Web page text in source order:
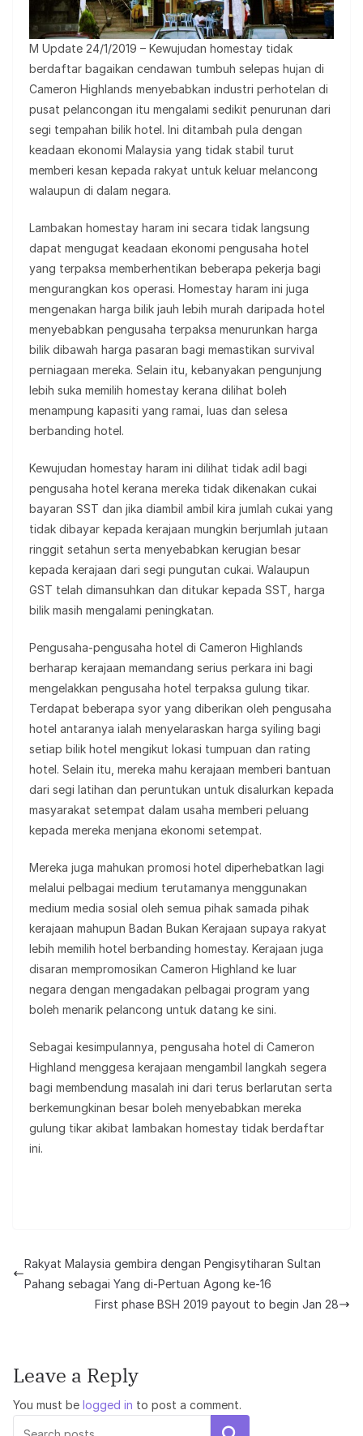
M Update 24/1/2019 – Kewujudan homestay tidak
berdaftar bagaikan cendawan tumbuh selepas hujan di
Cameron Highlands menyebabkan industri perhotelan di
pusat pelancongan itu mengalami sedikit penurunan dari
segi tempahan bilik hotel. Ini ditambah pula dengan
keadaan ekonomi Malaysia yang tidak stabil turut
memberi kesan kepada rakyat untuk keluar melancong
walaupun di dalam negara.
Lambakan homestay haram ini secara tidak langsung
dapat mengugat keadaan ekonomi pengusaha hotel
yang terpaksa memberhentikan beberapa pekerja bagi
mengurangkan kos operasi. Homestay haram ini juga
mengenakan harga bilik jauh lebih murah daripada hotel
menyebabkan pengusaha terpaksa menurunkan harga
bilik dibawah harga pasaran bagi memastikan survival
perniagaan mereka. Selain itu, kebanyakan pengunjung
lebih suka memilih homestay kerana dilihat boleh
menampung kapasiti yang ramai, luas dan selesa
berbanding hotel.
Kewujudan homestay haram ini dilihat tidak adil bagi
pengusaha hotel kerana mereka tidak dikenakan cukai
bayaran SST dan jika diambil ambil kira jumlah cukai yang
tidak dibayar kepada kerajaan mungkin berjumlah jutaan
ringgit setahun serta menyebabkan kerugian besar
kepada kerajaan dari segi pungutan cukai. Walaupun
GST telah dimansuhkan dan ditukar kepada SST, harga
bilik masih mengalami peningkatan.
Pengusaha-pengusaha hotel di Cameron Highlands
berharap kerajaan memandang serius perkara ini bagi
mengelakkan pengusaha hotel terpaksa gulung tikar.
Terdapat beberapa syor yang diberikan oleh pengusaha
hotel antaranya ialah menyelaraskan harga syiling bagi
setiap bilik hotel mengikut lokasi tumpuan dan rating
hotel. Selain itu, mereka mahu kerajaan memberi bantuan
dari segi latihan dan peruntukan untuk disalurkan kepada
masyarakat setempat dalam usaha memberi peluang
kepada mereka menjana ekonomi setempat.
Mereka juga mahukan promosi hotel diperhebatkan lagi
melalui pelbagai medium terutamanya menggunakan
medium media sosial oleh semua pihak samada pihak
kerajaan mahupun Badan Bukan Kerajaan supaya rakyat
lebih memilih hotel berbanding homestay. Kerajaan juga
disaran mempromosikan Cameron Highland ke luar
negara dengan mengadakan pelbagai program yang
boleh menarik pelancong untuk datang ke sini.
Sebagai kesimpulannya, pengusaha hotel di Cameron
Highland menggesa kerajaan mengambil langkah segera
bagi membendung masalah ini dari terus berlarutan serta
berkemungkinan besar boleh menyebabkan mereka
gulung tikar akibat lambakan homestay tidak berdaftar
ini.
Rakyat Malaysia gembira dengan Pengisytiharan Sultan
Pahang sebagai Yang di-Pertuan Agong ke-16
First phase BSH 2019 payout to begin Jan 28
Leave a Reply
You must be logged in to post a comment.